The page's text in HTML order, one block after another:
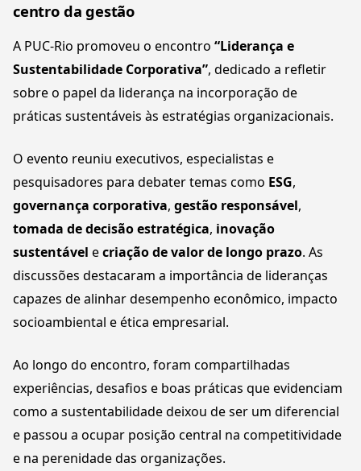
centro da gestão
A PUC-Rio promoveu o encontro “Liderança e
Sustentabilidade Corporativa”, dedicado a refletir
sobre o papel da liderança na incorporação de
práticas sustentáveis às estratégias organizacionais.
O evento reuniu executivos, especialistas e
pesquisadores para debater temas como ESG,
governança corporativa, gestão responsável,
tomada de decisão estratégica, inovação
sustentável ecriação de valor de longo prazo. As
discussões destacaram a importância de lideranças
capazes de alinhar desempenho econômico, impacto
socioambiental e ética empresarial.
Ao longo do encontro, foram compartilhadas
experiências, desafios e boas práticas que evidenciam
como a sustentabilidade deixou de ser um diferencial
e passou a ocupar posição central na competitividade
e na perenidade das organizações.